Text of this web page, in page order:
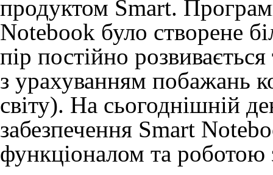
продуктом Smart.
Notebook було створене
пір постійно
з урахуванням побажань
світу). На сьогоднішній
забезпечення Smart
функціоналом та